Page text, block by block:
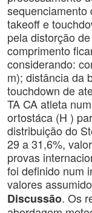
sequenciamento
takeoff e
pela distorção
comprimento
considerando:
m); distância da
touchdown de
TA CA atleta
ortostáca (H )
distribuição do
29 a 31,6%,
provas
foi definido num
valores
Discussão. Os